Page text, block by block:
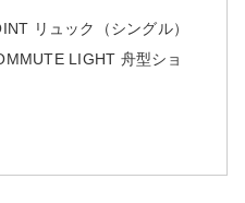
リュック（シングル）
LIGHT 舟型ショ